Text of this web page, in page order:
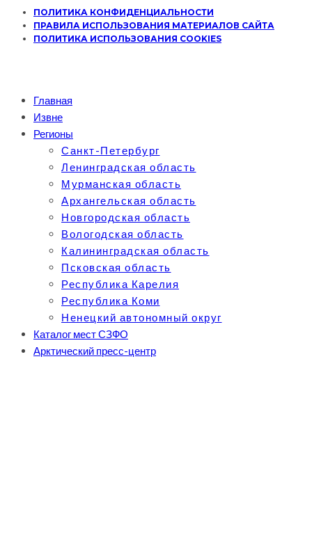
ПОЛИТИКА КОНФИДЕНЦИАЛЬНОСТИ
ПРАВИЛА ИСПОЛЬЗОВАНИЯ МАТЕРИАЛОВ САЙТА
ПОЛИТИКА ИСПОЛЬЗОВАНИЯ COOKIES
Главная
Извне
Регионы
Санкт-Петербург
Ленинградская область
Мурманская область
Архангельская область
Новгородская область
Вологодская область
Калининградская область
Псковская область
Республика Карелия
Республика Коми
Ненецкий автономный округ
Каталог мест СЗФО
Арктический пресс-центр